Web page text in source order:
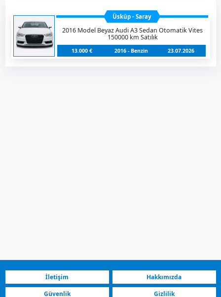
Üsküp - Saray
2016 Model Beyaz Audi A3 Sedan Otomatik Vites
150000 km Satılık
13.000 € 2016 - Benzin 23.07.2026
İletişim
Hakkımızda
Güvenlik
Gizlilik